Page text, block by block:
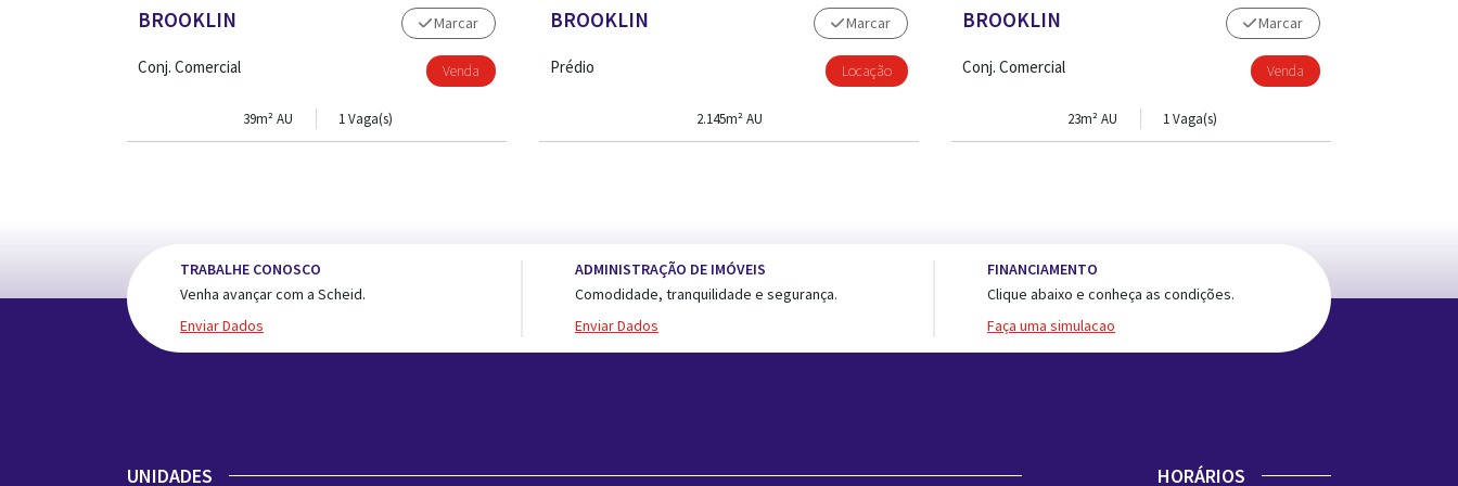
BROOKLIN
Conj. Comercial
Marcar
Venda
39m² AU 1 Vaga(s)
BROOKLIN
Prédio
Marcar
Locação
2.145m² AU
BROOKLIN
Conj. Comercial
Marcar
Venda
23m² AU 1 Vaga(s)
TRABALHE CONOSCO
Venha avançar com a Scheid.
Enviar Dados
ADMINISTRAÇÃO DE IMÓVEIS
Comodidade, tranquilidade e segurança.
Enviar Dados
FINANCIAMENTO
Clique abaixo e conheça as condições.
Faça uma simulacao
UNIDADES HORÁRIOS